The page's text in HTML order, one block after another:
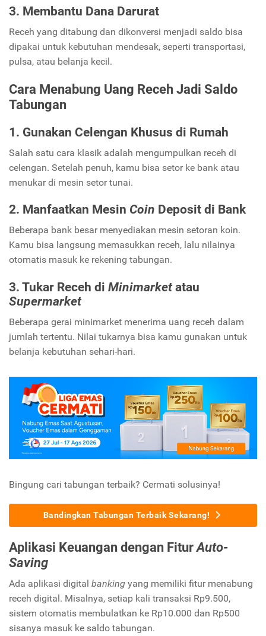
3. Membantu Dana Darurat
Receh yang ditabung dan dikonversi menjadi saldo bisa
dipakai untuk kebutuhan mendesak, seperti transportasi,
pulsa, atau belanja kecil.
Cara Menabung Uang Receh Jadi Saldo
Tabungan
1. Gunakan Celengan Khusus di Rumah
Salah satu cara klasik adalah mengumpulkan receh di
celengan. Setelah penuh, kamu bisa setor ke bank atau
menukar di mesin setor tunai.
2. Manfaatkan Mesin Coin Deposit di Bank
Beberapa bank besar menyediakan mesin setoran koin.
Kamu bisa langsung memasukkan receh, lalu nilainya
otomatis masuk ke rekening tabungan.
3. Tukar Receh di Minimarketatau
Supermarket
Beberapa gerai minimarket menerima uang receh dalam
jumlah tertentu. Nilai tukarnya bisa kamu gunakan untuk
belanja kebutuhan sehari-hari.
Bingung cari tabungan terbaik? Cermati solusinya!
Bandingkan Tabungan Terbaik Sekarang!
Aplikasi Keuangan dengan FiturAuto-
Saving
Ada aplikasi digital banking yang memiliki fitur menabung
receh digital. Misalnya, setiap kali transaksi Rp9.500,
sistem otomatis membulatkan ke Rp10.000 dan Rp500
sisanya masuk ke saldo tabungan.